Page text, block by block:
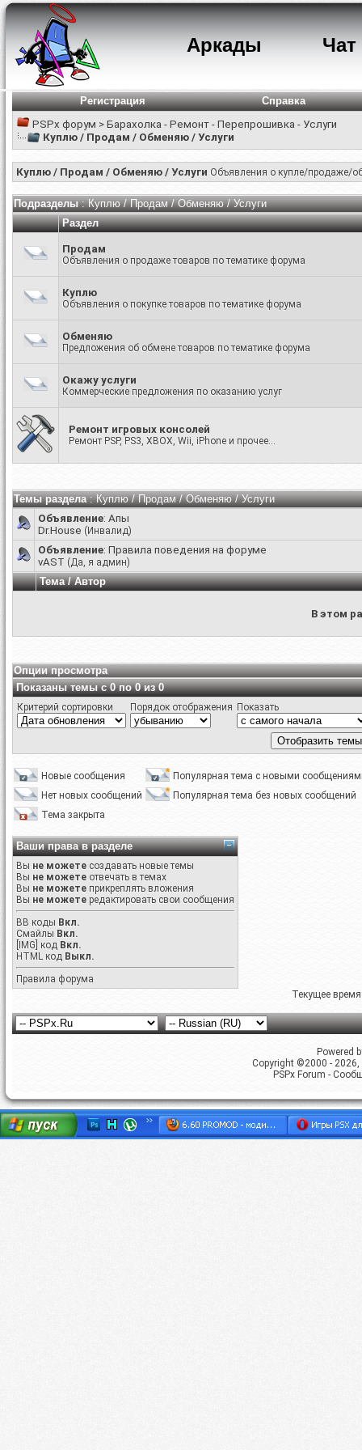
Аркады Чат
Регистрация
Справка
PSPx форум > Барахолка - Ремонт - Перепрошивка - Услуги
Куплю / Продам / Обменяю / Услуги
Куплю / Продам / Обменяю / Услуги Объявления о купле/продаже/
Подразделы: Куплю / Продам / Обменяю / Услуги
Раздел
Продам
Объявления о продаже товаров по тематике форума
Куплю
Объявления о покупке товаров по тематике форума
Обменяю
Предложения об обмене товаров по тематике форума
Окажу услуги
Коммерческие предложения по оказанию услуг
Ремонт игровых консолей
Ремонт PSP, PS3, XBOX, Wii, iPhone и прочее...
Темы раздела: Куплю / Продам / Обменяю / Услуги
Объявление: Апы
Dr.House (Инвалид)
Объявление: Правила поведения на форуме
vAST (Да, я админ)
Тема/Автор
В этом
Опции просмотра
Показаны темы с 0 по 0 из 0
Критерий сортировки Порядок отображения Показать
Новые сообщения
Популярная тема с новыми
Нет новых сообщений
Популярная тема без новых сообщений
Тема закрыта
Ваши права в разделе
Вы не можете создавать новые темы
Вы не можете отвечать в темах
Вы не можете прикреплять вложения
Вы не можете редактировать свои сообщения
BB коды Вкл.
Смайлы Вкл.
[IMG] код Вкл.
HTML код Выкл.
Правила форума
Текущее
Powered
Copyright ©2000 -
PSPx Forum -